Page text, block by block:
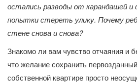
остались разводы от карандашей и
попытки стереть улику. Почему
стене снова и снова?
Знакомо ли вам чувство отчаяния и
что желание сохранить
собственной квартире просто